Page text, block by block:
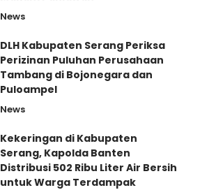
News
DLH Kabupaten Serang Periksa
Perizinan Puluhan Perusahaan
Tambang di Bojonegara dan
Puloampel
News
Kekeringan di Kabupaten
Serang, Kapolda Banten
Distribusi 502 Ribu Liter Air Bersih
untuk Warga Terdampak